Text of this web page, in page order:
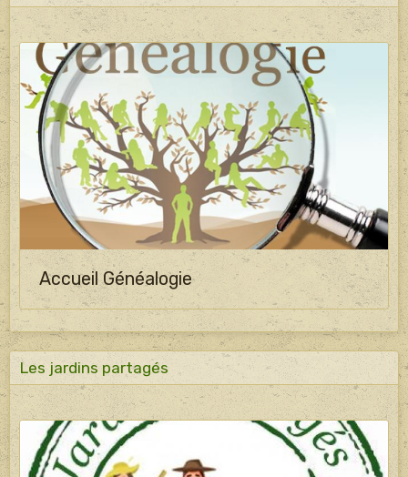
Accueil Généalogie
Les jardins partagés